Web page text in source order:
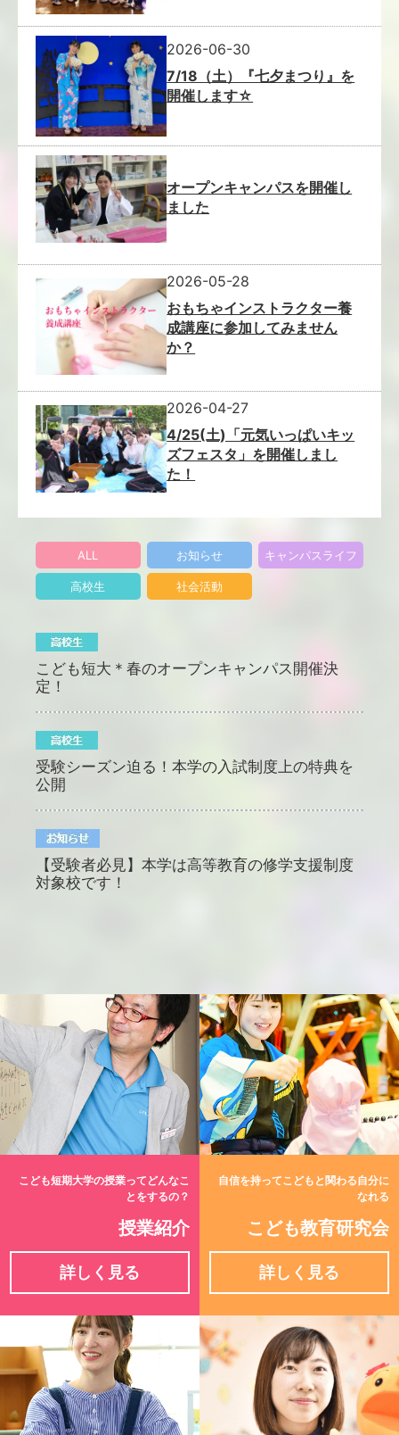
2026-06-30
7/18（土）『七夕まつり』を
開催します☆
オープンキャンパスを開催し
ました
2026-05-28
おもちゃインストラクター養
成講座に参加してみません
か？
2026-04-27
4/25(土)「元気いっぱいキッ
ズフェスタ」を開催しまし
た！
ALL お知らせ キャンパスライフ
高校生 社会活動
こども短大＊春のオープンキャンパス開催決
定！
受験シーズン迫る！本学の入試制度上の特典を
公開
【受験者必見】本学は高等教育の修学支援制度
対象校です！
令和８年熊本地震により被災された皆様へ
2026年七夕まつり～ご来場ありがとうございま
した～
7/18（土）『七夕まつり』を開催します☆
オープンキャンパスを開催しました
おもちゃインストラクター養成講座に参加して
みませんか？
こども短期大学の授業ってどんなこ
とをするの？
授業紹介
詳しく見る
自信を持ってこどもと関わる自分に
なれる
こども教育研究会
詳しく見る